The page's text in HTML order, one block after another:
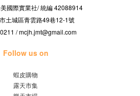
國際實業社/統編 42088914
土城區青雲路49巷12-1號
/ mcjh.jmt@gmail.com
Follow us on
蝦皮購物
露天市集